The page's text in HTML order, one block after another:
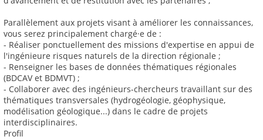
Parallèlement aux projets visant à améliorer les connaissances,
vous serez principalement chargé·e de :
- Réaliser ponctuellement des missions d'expertise en appui de
l'ingénieure risques naturels de la direction régionale ;
- Renseigner les bases de données thématiques régionales
(BDCAV et BDMVT) ;
- Collaborer avec des ingénieurs-chercheurs travaillant sur des
thématiques transversales (hydrogéologie, géophysique,
modélisation géologique...) dans le cadre de projets
interdisciplinaires.
Profil